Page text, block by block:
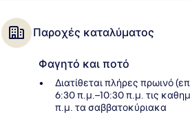
Παροχές καταλύματος
Φαγητό και ποτό
Διατίθεται πλήρες πρωινό
6:30 π.μ.–10:30 π.μ. τις
π.μ. τα σαββατοκύριακα